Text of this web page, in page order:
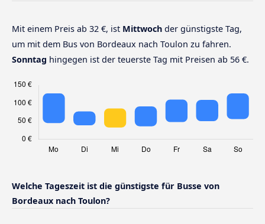
Mit einem Preis ab 32 €, ist Mittwoch der günstigste Tag,
um mit dem Bus von Bordeaux nach Toulon zu fahren.
Sonntag hingegen ist der teuerste Tag mit Preisen ab 56 €.
Welche Tageszeit ist die günstigste für Busse von
Bordeaux nach Toulon?